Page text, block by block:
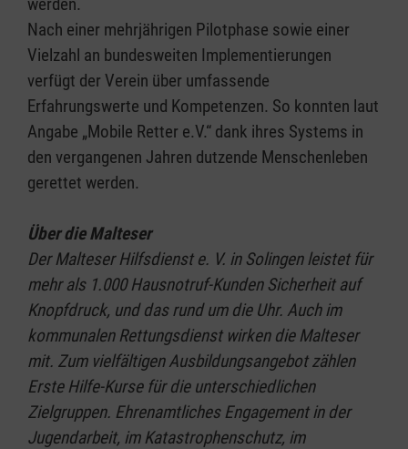
Nach einer mehrjährigen Pilotphase sowie einer
Vielzahl an bundesweiten Implementierungen
verfügt der Verein über umfassende
Erfahrungswerte und Kompetenzen. So konnten laut
Angabe „Mobile Retter e.V.“ dank ihres Systems in
den vergangenen Jahren dutzende Menschenleben
gerettet werden.
Über die Malteser
Der Malteser Hilfsdienst e. V. in Solingen leistet für
mehr als 1.000 Hausnotruf-Kunden Sicherheit auf
Knopfdruck, und das rund um die Uhr. Auch im
kommunalen Rettungsdienst wirken die Malteser
mit. Zum vielfältigen Ausbildungsangebot zählen
Erste Hilfe-Kurse für die unterschiedlichen
Zielgruppen. Ehrenamtliches Engagement in der
Jugendarbeit, im Katastrophenschutz, im